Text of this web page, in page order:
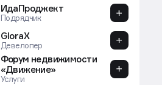
ИдаПроджект
Подрядчик
GloraX
Девелопер
Форум недвижимости
«Движение»
Услуги